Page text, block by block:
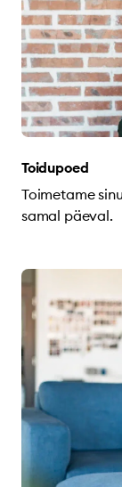
Toidupoed
Toimetame
samal päeval.